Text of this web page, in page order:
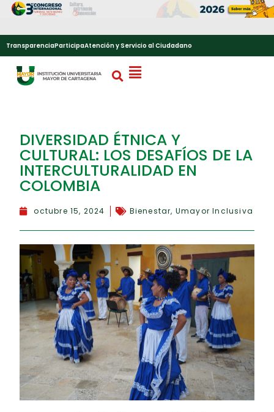
TransparenciaParticipaAtención y Servicio al Ciudadano
DIVERSIDAD ÉTNICA Y
CULTURAL: LOS DESAFÍOS DE LA
INTERCULTURALIDAD EN
COLOMBIA
octubre 15, 2024 Bienestar, Umayor Inclusiva